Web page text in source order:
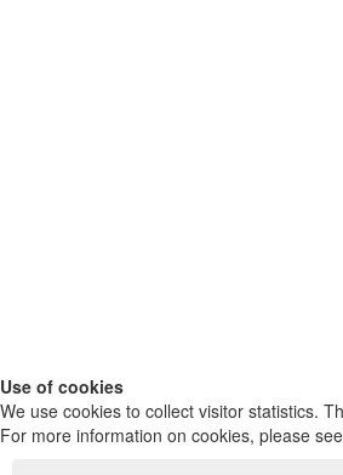
Use of cookies
We use cookies to collect visitor statistics.
For more information on cookies, please